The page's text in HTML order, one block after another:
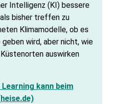
Intelligenz (KI) bessere
bisher treffen zu
Klimamodelle, ob es
wird, aber nicht, wie
auswirken
kann beim